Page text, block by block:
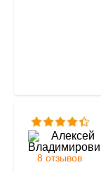
8 отзывов